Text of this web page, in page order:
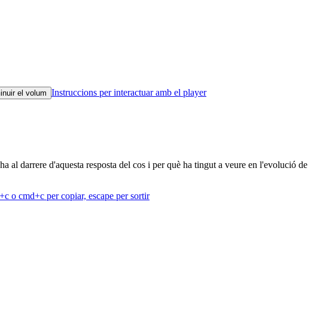
el volum Instruccions per interactuar amb el player
darrere d'aquesta resposta del cos i per què ha tingut a veure en l'evolució de
o cmd+c per copiar, escape per sortir